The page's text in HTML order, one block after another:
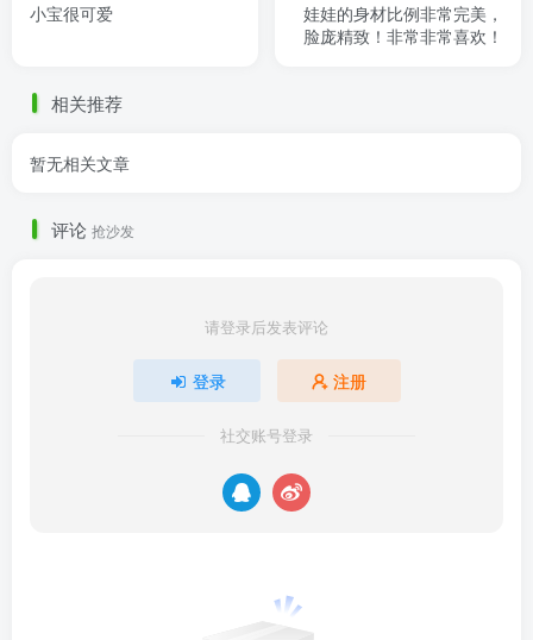
小宝很可爱
娃娃的身材比例非常完美，
脸庞精致！非常非常喜欢！
相关推荐
暂无相关文章
评论 抢沙发
请登录后发表评论
登录 注册
社交账号登录